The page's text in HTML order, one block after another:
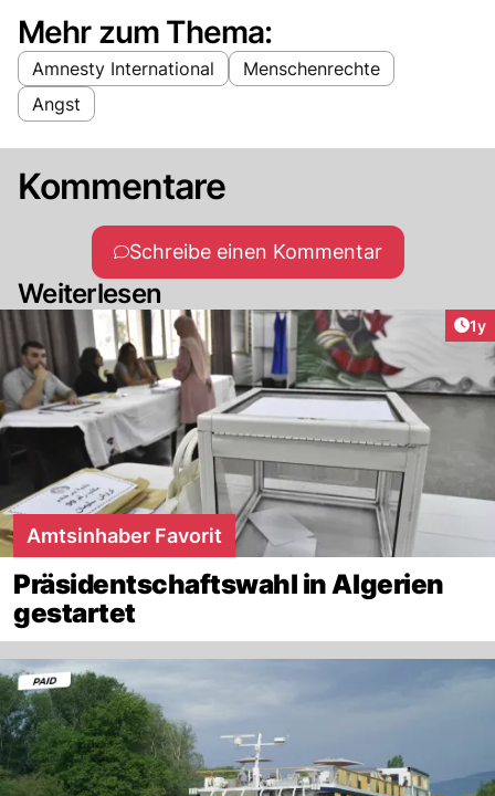
Mehr zum Thema:
Amnesty International
Menschenrechte
Angst
Kommentare
Schreibe einen Kommentar
Weiterlesen
1y
Amtsinhaber Favorit
Präsidentschaftswahl in Algerien
gestartet